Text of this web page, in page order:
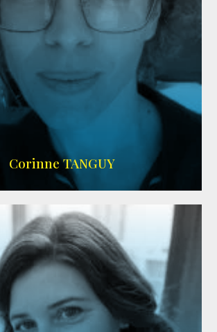
SITE OFFICIEL
Corinne TANGUY